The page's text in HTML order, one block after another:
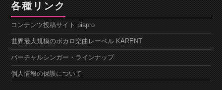
各種リンク
コンテンツ投稿サイト piapro
世界最大規模のボカロ楽曲レーベル KARENT
バーチャルシンガー・ラインナップ
個人情報の保護について